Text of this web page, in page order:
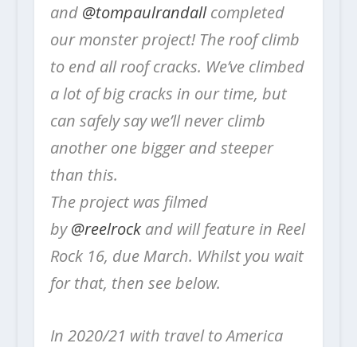
and @tompaulrandallcompleted
our monster project! The roof climb
to end all roof cracks. We’ve climbed
a lot of big cracks in our time, but
can safely say we’ll never climb
another one bigger and steeper
than this.
The project was filmed
by@reelrockand will feature in Reel
Rock 16, due March. Whilst you wait
for that, then see below.
In 2020/21 with travel to America